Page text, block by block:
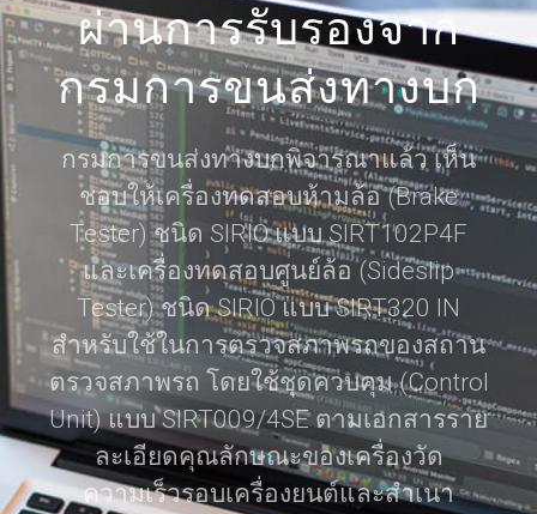
ผ่านการรับรองจาก
กรมการขนส่งทางบก
กรมการขนส่งทางบกพิจารณาแล้ว เห็น
ชอบให้เครื่องทดสอบห้ามล้อ (Brake
Tester) ชนิด SIRIO แบบ SIRT102P4F
และเครื่องทดสอบศูนย์ล้อ (Sideslip
Tester) ชนิด SIRIO แบบ SIRT320 IN
สำหรับใช้ในการตรวจสภาพรถของสถาน
ตรวจสภาพรถ โดยใช้ชุดควบคุม (Control
Unit) แบบ SIRT009/4SE ตามเอกสารราย
ละเอียดคุณลักษณะของเครื่องวัด
ความเร็วรอบเครื่องยนต์และสำเนา